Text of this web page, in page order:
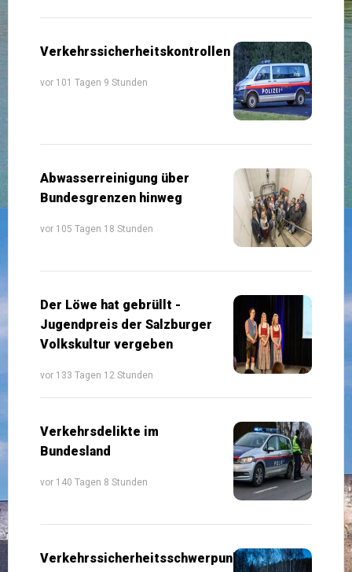
Verkehrssicherheitskontrollen
vor 101 Tagen 9 Stunden
Abwasserreinigung über
Bundesgrenzen hinweg
vor 105 Tagen 18 Stunden
Der Löwe hat gebrüllt -
Jugendpreis der Salzburger
Volkskultur vergeben
vor 133 Tagen 12 Stunden
Verkehrsdelikte im
Bundesland
vor 140 Tagen 8 Stunden
Verkehrssicherheitsschwerpunkte